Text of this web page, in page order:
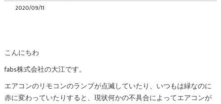
2020/09/11
こんにちわ
fabs株式会社の大江です。
エアコンのリモコンのランプが点滅していたり、いつもは緑なのに
赤に変わっていたりすると、現状何かの不具合によってエアコンが